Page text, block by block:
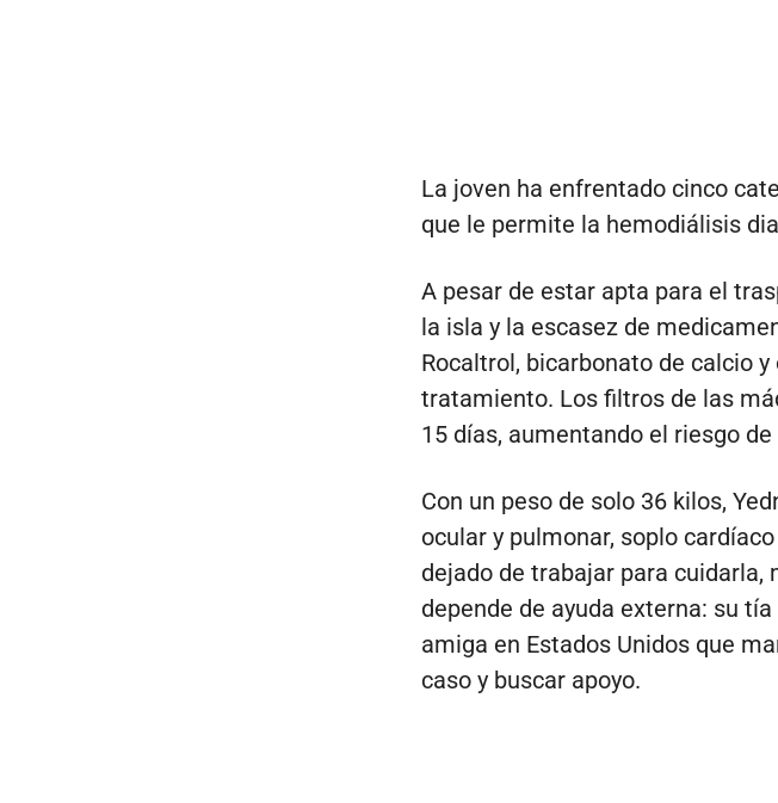
La joven ha enfrentado cinco
que le permite la hemodiálisis
A pesar de estar apta para el
la isla y la escasez de
Rocaltrol, bicarbonato de calcio
tratamiento. Los filtros de las
15 días, aumentando el riesgo
Con un peso de solo 36 kilos,
ocular y pulmonar, soplo
dejado de trabajar para
depende de ayuda externa: su
amiga en Estados Unidos que
caso y buscar apoyo.